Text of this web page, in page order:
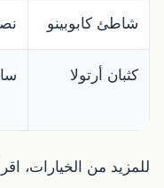
شاطئ كابوبينو
كثبان أرتولا
للمزيد من الخيارات، اقرأ